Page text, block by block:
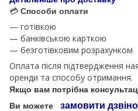
💳 Способи оплати
— готівкою
— банківською карткою
— безготівковим розрахунком
Оплата після підтвердження
оренди та способу отримання.
Якщо вам потрібна
Ви можете
замовити